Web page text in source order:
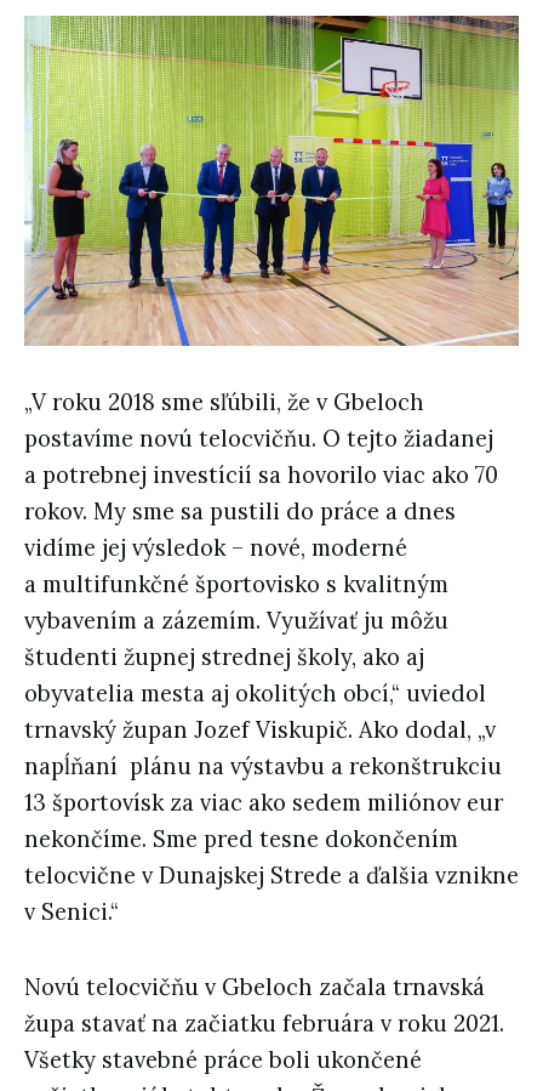
„V roku 2018 sme sľúbili, že v Gbeloch
postavíme novú telocvičňu. O tejto žiadanej
a potrebnej investícií sa hovorilo viac ako 70
rokov. My sme sa pustili do práce a dnes
vidíme jej výsledok – nové, moderné
a multifunkčné športovisko s kvalitným
vybavením a zázemím. Využívať ju môžu
študenti župnej strednej školy, ako aj
obyvatelia mesta aj okolitých obcí,“ uviedol
trnavský župan Jozef Viskupič. Ako dodal, „v
napĺňaní plánu na výstavbu a rekonštrukciu
13 športovísk za viac ako sedem miliónov eur
nekončíme. Sme pred tesne dokončením
telocvične v Dunajskej Strede a ďalšia vznikne
v Senici.“
Novú telocvičňu v Gbeloch začala trnavská
župa stavať na začiatku februára v roku 2021.
Všetky stavebné práce boli ukončené